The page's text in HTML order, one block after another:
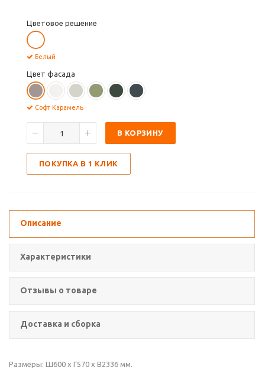
Цветовое решение
Белый
Цвет фасада
Софт Карамель
В КОРЗИНУ
ПОКУПКА В 1 КЛИК
Описание
Характеристики
Отзывы о товаре
Доставка и сборка
Размеры: Ш600 х Г570 х В2336 мм.